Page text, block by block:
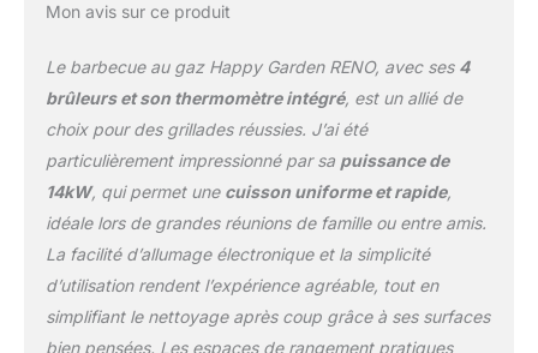
Mon avis sur ce produit
Le barbecue au gaz Happy Garden RENO, avec ses 4
brûleurs et son thermomètre intégré, est un allié de
choix pour des grillades réussies. J’ai été
particulièrement impressionné par sa puissance de
14kW, qui permet une cuisson uniforme et rapide,
idéale lors de grandes réunions de famille ou entre amis.
La facilité d’allumage électronique et la simplicité
d’utilisation rendent l’expérience agréable, tout en
simplifiant le nettoyage après coup grâce à ses surfaces
bien pensées. Les espaces de rangement pratiques